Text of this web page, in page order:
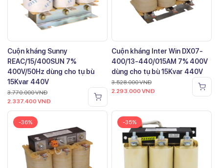
Cuộn kháng Sunny
REAC/15/400SUN 7%
400V/50Hz dùng cho tụ bù
15Kvar 440V
3.770.000VNĐ
2.337.400 VNĐ
Cuộn kháng Inter Win DX07-
400/13-440/015AM 7% 400V
dùng cho tụ bù 15Kvar 440V
3.528.000VNĐ
2.293.000 VNĐ
-36% -35%